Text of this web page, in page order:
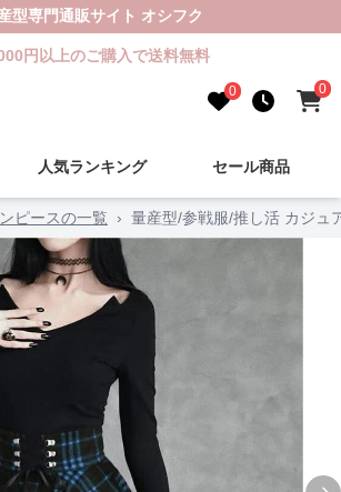
型専門通販サイト オシフク
円以上のご購入で送料無料
0 0
人気ランキング セール商品
ピースの一覧 › 量産型/参戦服/推し活 カジュ